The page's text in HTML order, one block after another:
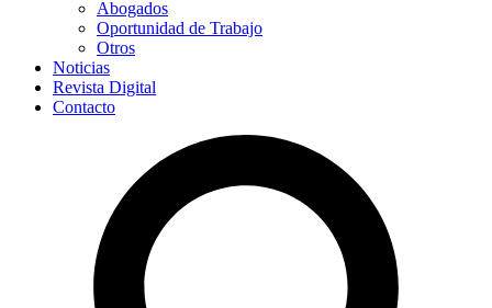
Abogados
Oportunidad de Trabajo
Otros
Noticias
Revista Digital
Contacto